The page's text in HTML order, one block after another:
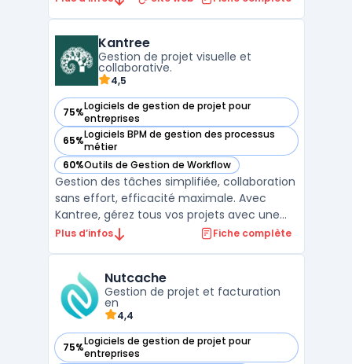
difficultés à répartir la charge, à suivre
l’avancem ...
Kantree
Gestion de projet visuelle et
collaborative.
4,5
75%Logiciels de gestion de projet pour
entreprises
— voir Kantree dans cette catégorie
65%Logiciels BPM de gestion des processus
métier
— voir Kantree dans cette catégorie
60%Outils de Gestion de Workflow
— voir Kantree dans cette catégorie
Gestion des tâches simplifiée, collaboration
sans effort, efficacité maximale. Avec
Kantree, gérez tous vos projets avec une
plateforme intuitive et personnalisable.
réel, quelle que soit sa taille ou son secteur
d'activité. Kantre ...
Plus d’infos Fiche complète
Nutcache
Gestion de projet et facturation
en
4,4
75%Logiciels de gestion de projet pour
entreprises
— voir Nutcache dans cette catégorie